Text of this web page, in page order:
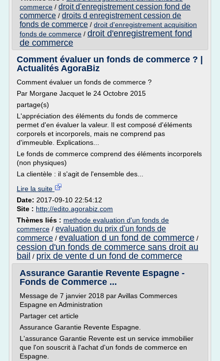
commerce / droit d'enregistrement cession fond de
commerce / droits d enregistrement cession de
fonds de commerce / droit d'enregistrement acquisition
fonds de commerce / droit d'enregistrement fond
de commerce
Comment évaluer un fonds de commerce ? |
Actualités AgoraBiz
Comment évaluer un fonds de commerce ?
Par Morgane Jacquet le 24 Octobre 2015
partage(s)
L'appréciation des éléments du fonds de commerce
permet d'en évaluer la valeur. Il est composé d'éléments
corporels et incorporels, mais ne comprend pas
d'immeuble. Explications...
Le fonds de commerce comprend des éléments incorporels
(non physiques)
La clientèle : il s'agit de l'ensemble des...
Lire la suite
Date: 2017-09-10 22:54:12
Site : http://edito.agorabiz.com
Thèmes liés : methode evaluation d'un fonds de
commerce / evaluation du prix d'un fonds de
commerce / evaluation d un fond de commerce /
cession d'un fonds de commerce sans droit au
bail / prix de vente d un fond de commerce
Assurance Garantie Revente Espagne -
Fonds de Commerce ...
Message de 7 janvier 2018 par Avillas Commerces
Espagne en Administration
Partager cet article
Assurance Garantie Revente Espagne.
L'assurance Garantie Revente est un service immobilier
que l'on souscrit à l'achat d'un fonds de commerce en
Espagne.